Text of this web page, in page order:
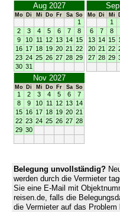
Aug 2027
Mo Di Mi Do Fr Sa So
1
2
3 4 5 6 7
8
9
10 11 12 13 14 15
16 17 18 19 20 21 22
23 24 25 26 27 28 29
30 31
Mo Di Mi
1
6
7 8
13 14 15
20 21 22
27 28 29
Nov 2027
Mo Di Mi Do Fr Sa So
1 2 3 4 5 6
7
8
9 10 11 12 13 14
15 16 17 18 19 20 21
22 23 24 25 26 27 28
29 30
Belegung unvollständig?
werden durch die Vermieter
Sie eine E-Mail mit
reisen.de, falls die
die Vermieter auf das Problem